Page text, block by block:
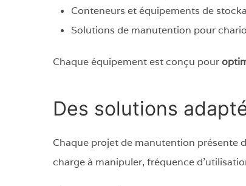
Conteneurs et équipements de
Solutions de manutention pour
Chaque équipement est conçu pour
Des solutions
Chaque projet de manutention présente
charge à manipuler, fréquence